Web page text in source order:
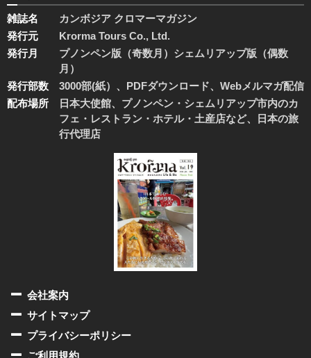
雑誌名
カンボジア クロマーマガジン
発行元
Krorma Tours Co., Ltd.
発行月
プノンペン版（奇数月）シェムリアップ版（偶数
月）
発行部数
3000部(紙）、PDFダウンロード、Webメルマガ配信
配布場所
日本大使館、プノンペン・シェムリアップ市内のカ
フェ・レストラン・ホテル・土産店など、日本の旅
行代理店
会社案内
サイトマップ
プライバシーポリシー
ご利用規約